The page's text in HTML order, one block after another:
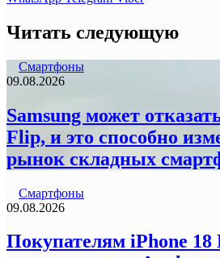
Читать следующую
Смартфоны
09.08.2026
Samsung может
Flip, и это способно
рынок складных
Смартфоны
09.08.2026
Покупателям iPhone 18